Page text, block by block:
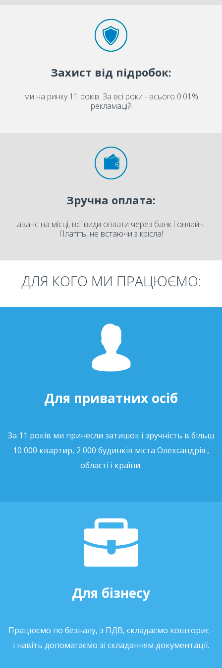
Захист від підробок:
ми на ринку 11 років. За всі роки - всього 0.01%
рекламацій
Зручна оплата:
аванс на місці, всі види оплати через банк і онлайн.
Платіть, не встаючи з крісла!
ДЛЯ КОГО МИ ПРАЦЮЄМО:
Для приватних осіб
За 11 років ми принесли затишок і зручність в більш
10 000 квартир, 2 000 будинків міста Олександрія ,
області і країни.
Для бізнесу
Працюємо по безналу, з ПДВ, складаємо кошторис -
і навіть допомагаємо зі складанням документації.